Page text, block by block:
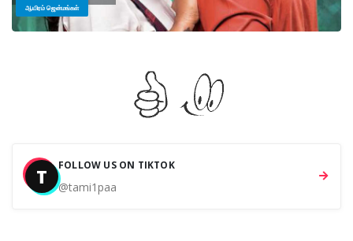
ஆயிரம் ஜென்மங்கள்
T FOLLOW US ON TIKTOK
@tami1paa